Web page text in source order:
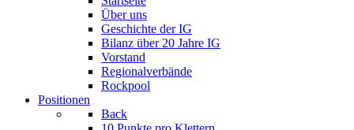
Über uns
Geschichte der IG
Bilanz über 20 Jahre IG
Vorstand
Regionalverbände
Rockpool
Positionen
Back